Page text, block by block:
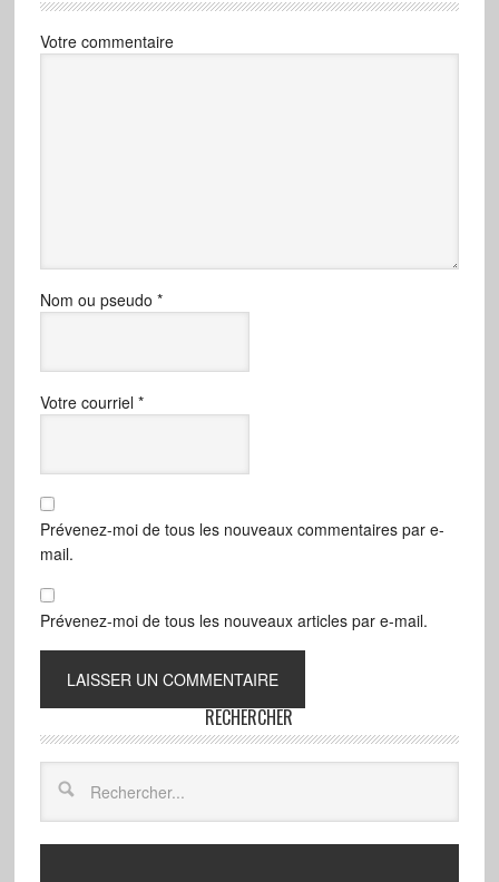
Votre commentaire
Nom ou pseudo *
Votre courriel *
Prévenez-moi de tous les nouveaux commentaires par e-
mail.
Prévenez-moi de tous les nouveaux articles par e-mail.
RECHERCHER